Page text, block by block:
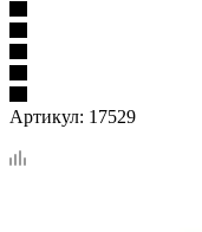
Артикул: 17529